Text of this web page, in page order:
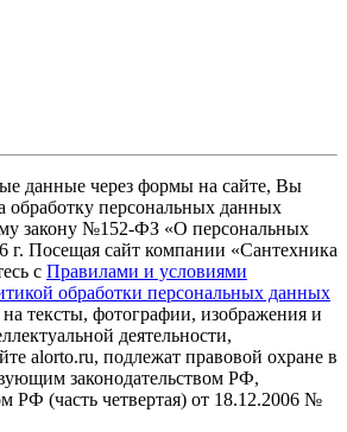
данные через формы на сайте, Вы
обработку персональных данных
закону №152-ФЗ «О персональных
г. Посещая сайт компании «Cантехника
с Правилами и условиями
обработки персональных данных
тексты, фотографии, изображения и
деятельности,
alorto.ru, подлежат правовой охране в
законодательством РФ,
РФ (часть четвертая) от 18.12.2006 №